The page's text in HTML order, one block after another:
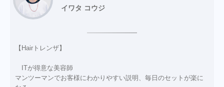
イワタ コウジ
【Hairトレンザ】
ITが得意な美容師
マンツーマンでお客様にわかりやすい説明、毎日のセットが楽に